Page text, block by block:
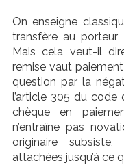
On enseigne
transfère au
Mais cela veut-il
remise vaut
question par la
l’article 305 du code
chèque en
n’entraîne pas
originaire
attachées jusqu’à ce